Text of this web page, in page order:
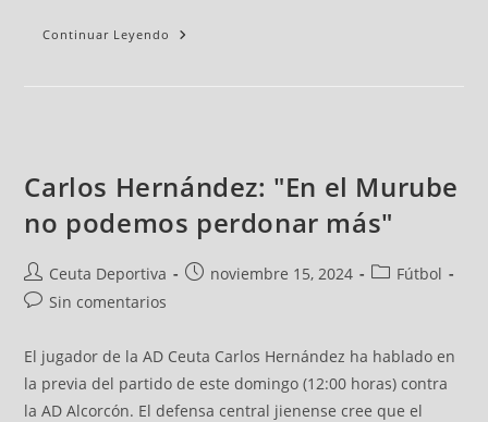
Continuar Leyendo
Carlos Hernández: "En el Murube
no podemos perdonar más"
Ceuta Deportiva noviembre 15, 2024
Fútbol
Sin comentarios
El jugador de la AD Ceuta Carlos Hernández ha hablado en
la previa del partido de este domingo (12:00 horas) contra
la AD Alcorcón. El defensa central jienense cree que el